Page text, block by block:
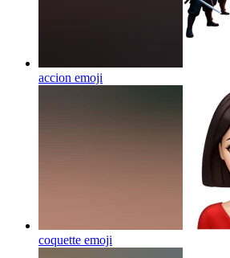
accion emoji
coquette emoji